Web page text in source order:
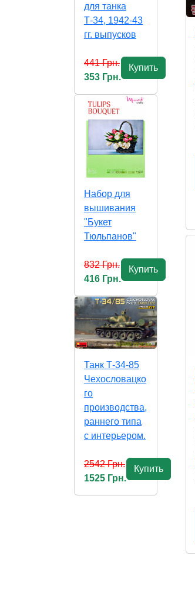
для танка
Т-34, 1942-43
гг. выпусков
441 Грн.
353 Грн.
Купить
Набор для
вышивания
"Букет
Тюльпанов"
832 Грн.
416 Грн.
Купить
Танк Т-34-85
Чехословацко
го
производства,
раннего типа
с интерьером.
2542 Грн.
1525 Грн.
Купить